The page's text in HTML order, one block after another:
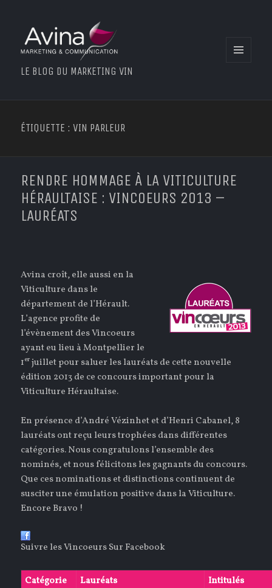
LE BLOG DU MARKETING VIN
ÉTIQUETTE : VIN PARLEUR
RENDRE HOMMAGE À LA VITICULTURE
HÉRAULTAISE : VINCOEURS 2013 –
LAURÉATS
Avina croît, elle aussi en la
Viticulture dans le
département de l’Hérault.
L’agence profite de
l’évènement des Vincoeurs
ayant eu lieu à Montpellier le
1erjuillet pour saluer les lauréats de cette nouvelle
édition 2013 de ce concours important pour la
Viticulture Héraultaise.
En présence d’André Vézinhet et d’Henri Cabanel, 8
lauréats ont reçu leurs trophées dans différentes
catégories. Nous congratulons l’ensemble des
nominés, et nous félicitons les gagnants du concours.
Que ces nominations et distinctions continuent de
susciter une émulation positive dans la Viticulture.
Encore Bravo !
Suivre les Vincoeurs Sur Facebook
Catégorie Lauréats
Intitulés